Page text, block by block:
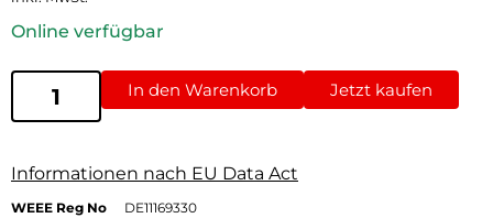
Online verfügbar
In den Warenkorb Jetzt kaufen
Informationen nach EU Data Act
WEEE Reg No
DE11169330